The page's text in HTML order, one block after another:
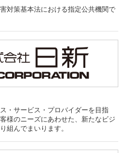
対策基本法における指定公共機関で
・サービス・プロバイダーを目指
様のニーズにあわせた、新たなビジ
組んでまいります。